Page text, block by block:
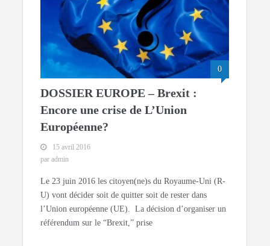
0
DOSSIER EUROPE – Brexit :
Encore une crise de L’Union
Européenne?
15 avril 2016
par admin
Le 23 juin 2016 les citoyen(ne)s du Royaume-Uni (R-
U) vont décider soit de quitter soit de rester dans
l’Union européenne (UE). La décision d’organiser un
référendum sur le “Brexit,” prise